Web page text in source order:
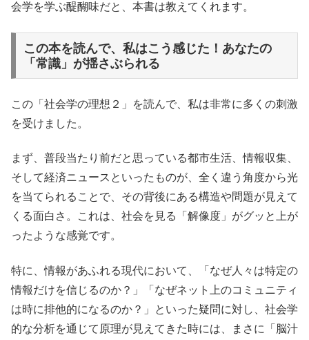
会学を学ぶ醍醐味だと、本書は教えてくれます。
この本を読んで、私はこう感じた！あなたの
「常識」が揺さぶられる
この「社会学の理想２」を読んで、私は非常に多くの刺激
を受けました。
まず、普段当たり前だと思っている都市生活、情報収集、
そして経済ニュースといったものが、全く違う角度から光
を当てられることで、その背後にある構造や問題が見えて
くる面白さ。これは、社会を見る「解像度」がグッと上が
ったような感覚です。
特に、情報があふれる現代において、「なぜ人々は特定の
情報だけを信じるのか？」「なぜネット上のコミュニティ
は時に排他的になるのか？」といった疑問に対し、社会学
的な分析を通じて原理が見えてきた時には、まさに「脳汁